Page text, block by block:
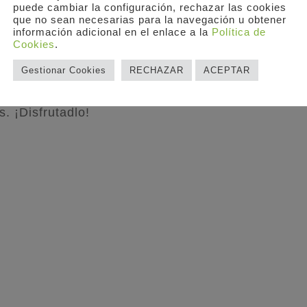
pero ¿qué haría una orquesta para conseguir
agudos del violín y los graves del
de una viola. Y es que, como todo en la
y el equilibrio.
instrumento, que dejándose escuchar (Suite
¡Disfrutadlo!
puede cambiar la configuración, rechazar las cookies
que no sean necesarias para la navegación u obtener
información adicional en el enlace a la Política de
Cookies.
Gestionar Cookies RECHAZAR ACEPTAR